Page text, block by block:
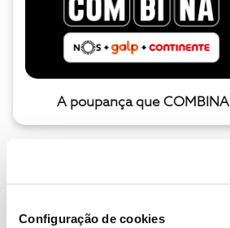
Configuração de cookies
A poupança que COMBINA